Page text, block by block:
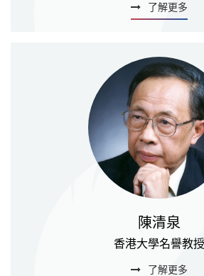
了解更多
陳清泉
香港大學名譽教授
了解更多